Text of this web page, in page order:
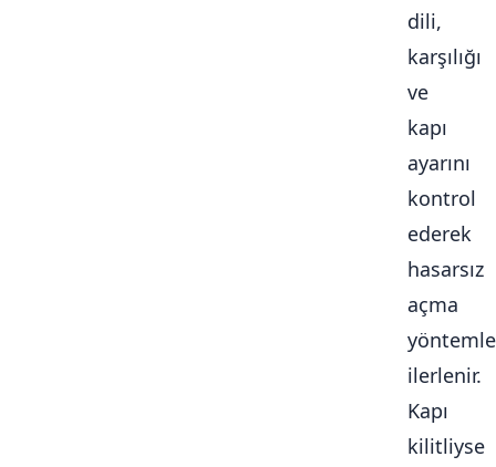
dili,
karşılığı
ve
kapı
ayarını
kontrol
ederek
hasarsız
açma
ilerlenir.
Kapı
kilitliyse